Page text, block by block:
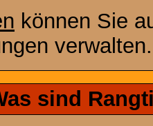
können Sie
verwalten.
sind